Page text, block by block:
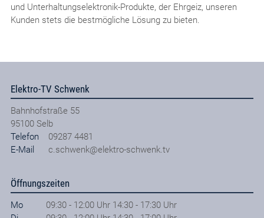
und Unterhaltungselektronik-Produkte, der Ehrgeiz, unseren
Kunden stets die bestmögliche Lösung zu bieten.
Elektro-TV Schwenk
Bahnhofstraße 55
95100 Selb
Telefon
09287 4481
E-Mail
c.schwenk@elektro-schwenk.tv
Öffnungszeiten
Mo
09:30 - 12:00 Uhr 14:30 - 17:30 Uhr